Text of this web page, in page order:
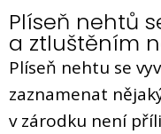
Plíseň nehtů
a ztluštěním
Plíseň nehtu se
zaznamenat
v zárodku není